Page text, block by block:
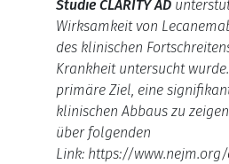
Studie CLARITY AD
Wirksamkeit von
des klinischen
Krankheit untersucht wurde.
primäre Ziel, eine
klinischen Abbaus zu
über folgenden
Link: https://